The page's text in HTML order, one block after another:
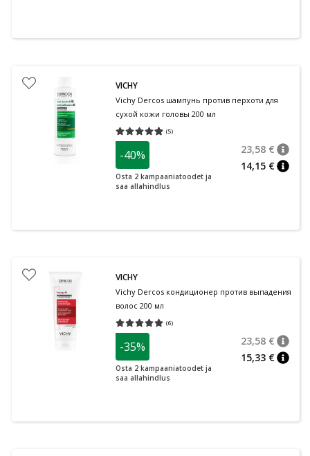
VICHY
Vichy Dercos шампунь против перхоти для
сухой кожи головы 200 мл
(5)
Средняя оценка 4.80
-40%
Osta 2 kampaaniatoodet ja
saa allahindlus
23,58 €
14,15 €
VICHY
Vichy Dercos кондиционер против выпадения
волос 200 мл
(6)
Средняя оценка 5.00
-35%
Osta 2 kampaaniatoodet ja
saa allahindlus
23,58 €
15,33 €